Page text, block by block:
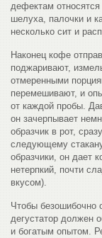
дефектам
шелуха, палочки и
несколько сит и
Наконец кофе
поджаривают,
отмеренными
перемешивают, и
от каждой пробы.
он зачерпывает
образчик в рот,
следующему
образчики, он дает
нетерпкий, почти
вкусом).
Чтобы безошибочно
дегустатор должен
и богатым опытом.